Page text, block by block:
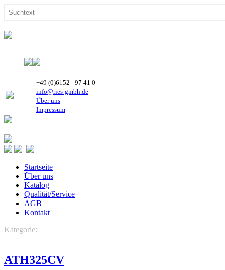
+49 (0)6152 - 97 41 0
info@ries-gmbh.de
Über uns
Impressum
Startseite
Über uns
Katalog
Qualität/Service
AGB
Kontakt
Kategorie:
ATH325CV